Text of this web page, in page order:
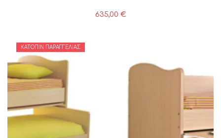
635,00 €
ΚΑΤΌΠΙΝ ΠΑΡΑΓΓΕΛΊΑΣ